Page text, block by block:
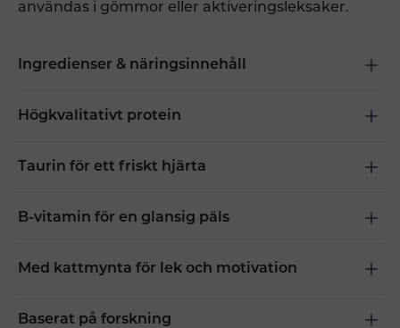
användas i gömmor eller aktiveringsleksaker.
Ingredienser & näringsinnehåll
Högkvalitativt protein
Taurin för ett friskt hjärta
B-vitamin för en glansig päls
Med kattmynta för lek och motivation
Baserat på forskning